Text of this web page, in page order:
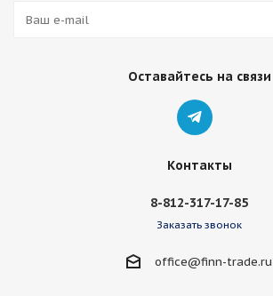
Оставайтесь на связи
Контакты
8-812-317-17-85
Заказать звонок
office@finn-trade.ru